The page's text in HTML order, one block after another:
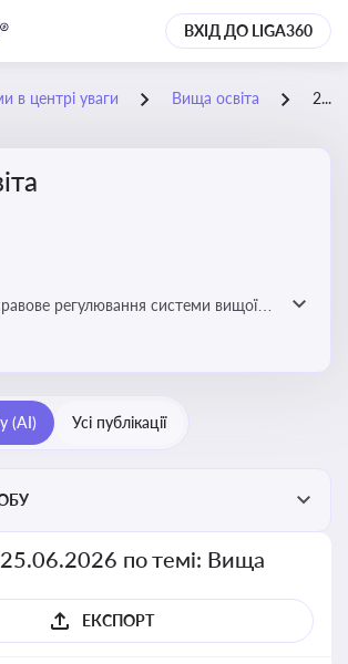
ВХІД ДО LIGA360
в центрі уваги Вища освіта 25-06-2026
регулювання системи вищої
та кваліфікацій в Україні
(AI) Усі публікації
25.06.2026 по темі: Вища
ЕКСПОРТ